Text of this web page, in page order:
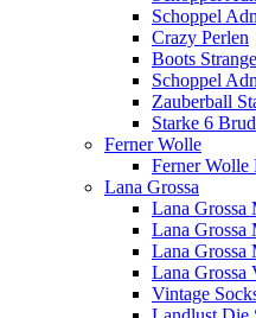
Schoppel
Crazy Perlen
Boots Strange
Schoppel
Zauberball
Starke 6
Ferner Wolle
Ferner Wolle
Lana Grossa
Lana Grossa
Lana Grossa
Lana Grossa
Lana Grossa
Vintage